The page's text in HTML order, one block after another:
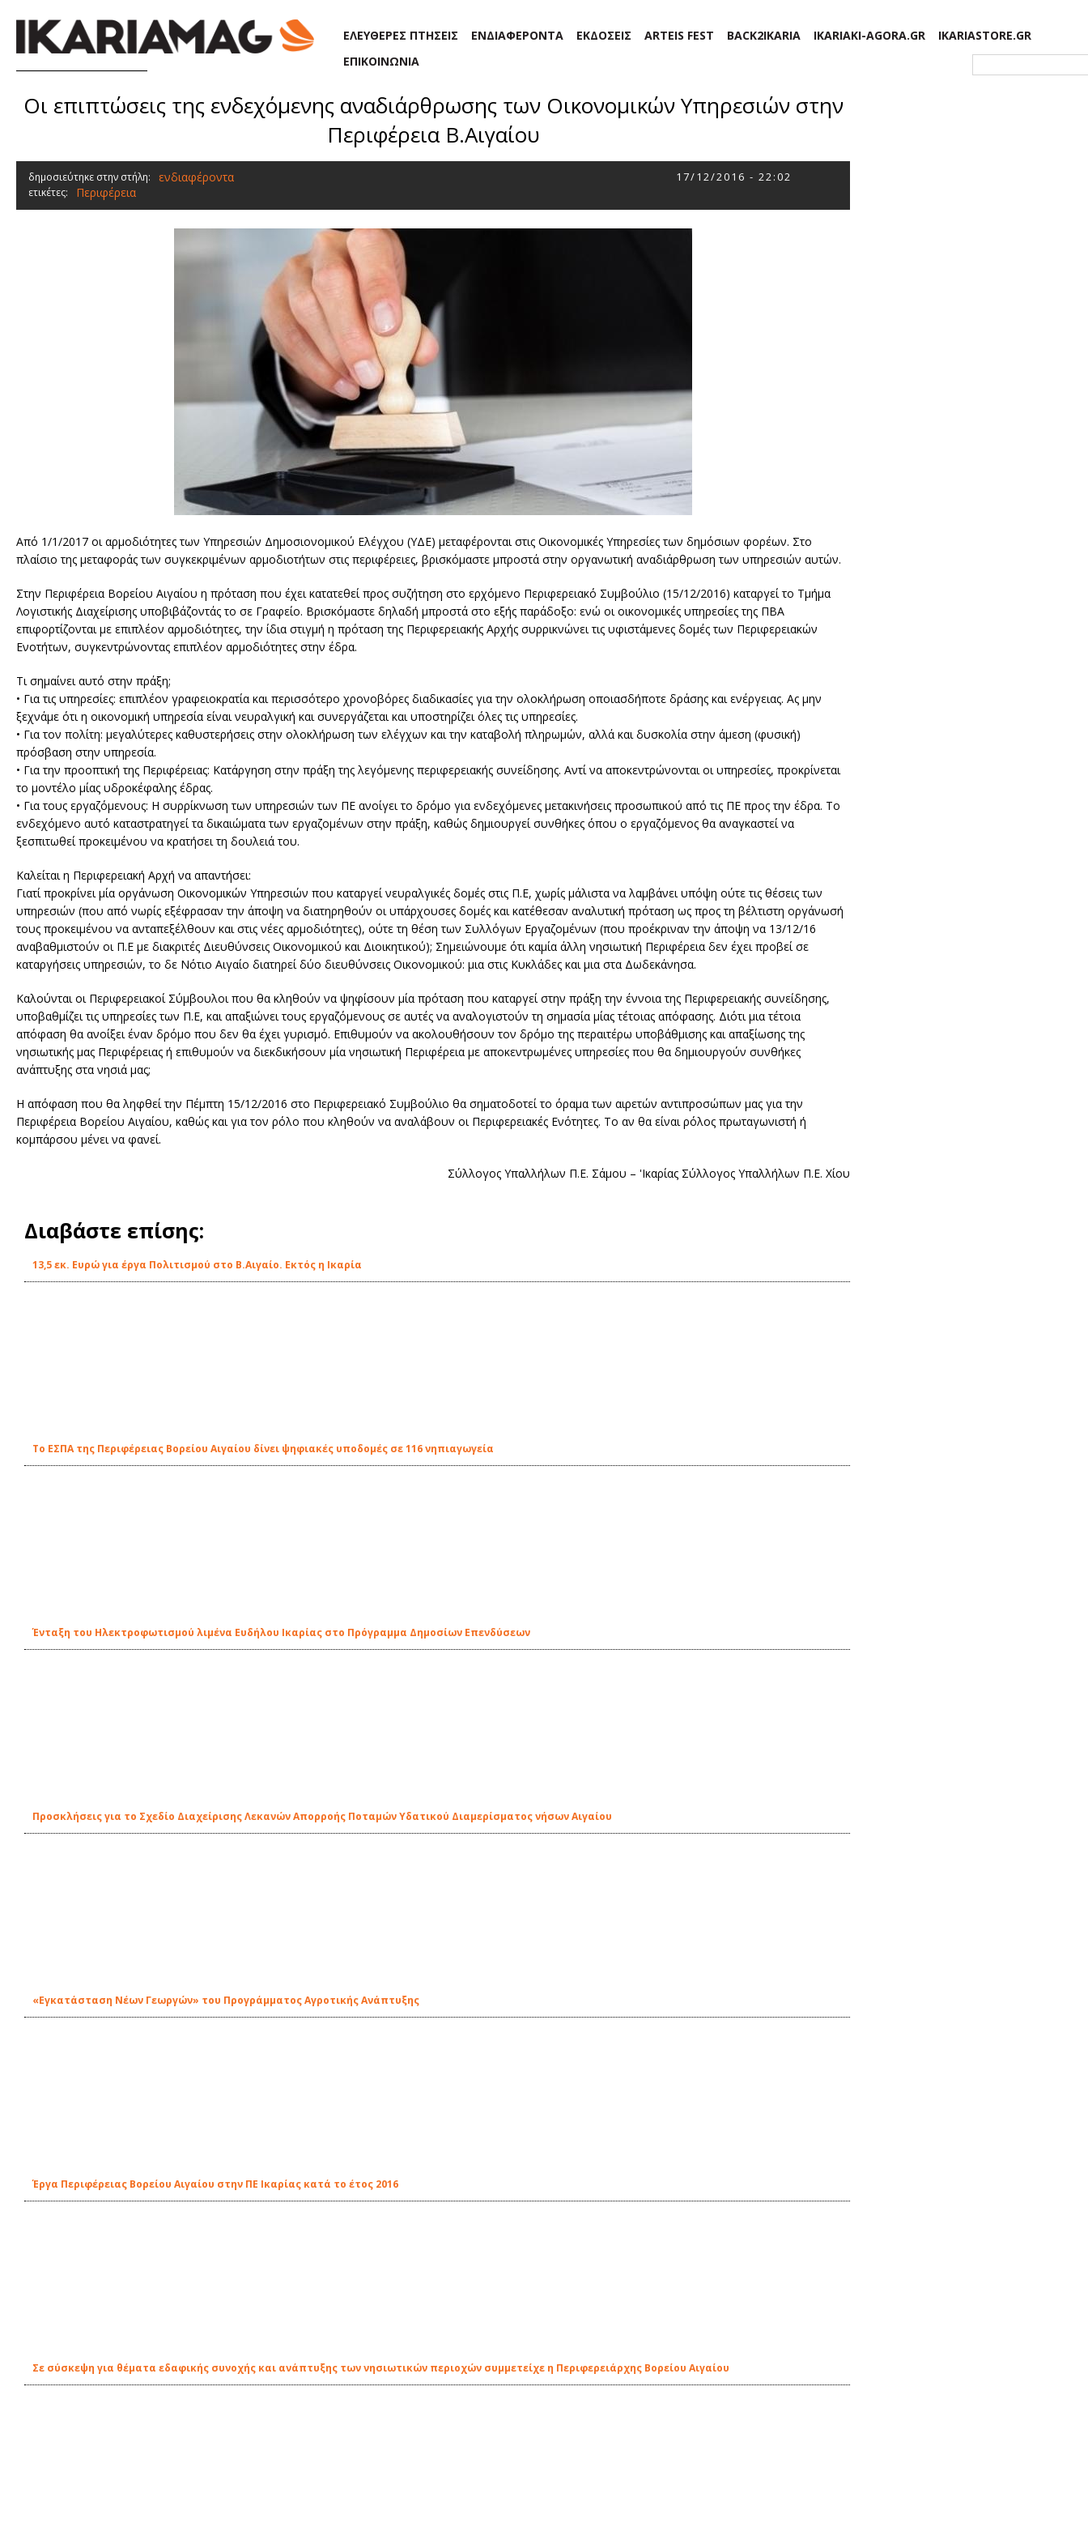
ΕΛΕΥΘΕΡΕΣ ΠΤΗΣΕΙΣ ΕΝΔΙΑΦΕΡΟΝΤΑ ΕΚΔΟΣΕΙΣ ARTEIS FEST BACK2IKARIA IKARIAKI-AGORA.GR
IKARIASTORE.GR
ΕΠΙΚΟΙΝΩΝΙΑ
Οι επιπτώσεις της ενδεχόμενης αναδιάρθρωσης των Οικονομικών Υπηρεσιών στην
Περιφέρεια Β.Αιγαίου
δημοσιεύτηκε στην στήλη: ενδιαφέροντα 17/12/2016 - 22:02
ετικέτες: Περιφέρεια
Από 1/1/2017 οι αρμοδιότητες των Υπηρεσιών Δημοσιονομικού Ελέγχου (ΥΔΕ) μεταφέρονται στις Οικονομικές Υπηρεσίες των δημόσιων φορέων. Στο
πλαίσιο της μεταφοράς των συγκεκριμένων αρμοδιοτήτων στις περιφέρειες, βρισκόμαστε μπροστά στην οργανωτική αναδιάρθρωση των υπηρεσιών αυτών.
Στην Περιφέρεια Βορείου Αιγαίου η πρόταση που έχει κατατεθεί προς συζήτηση στο ερχόμενο Περιφερειακό Συμβούλιο (15/12/2016) καταργεί το Τμήμα
Λογιστικής Διαχείρισης υποβιβάζοντάς το σε Γραφείο. Βρισκόμαστε δηλαδή μπροστά στο εξής παράδοξο: ενώ οι οικονομικές υπηρεσίες της ΠΒΑ
επιφορτίζονται με επιπλέον αρμοδιότητες, την ίδια στιγμή η πρόταση της Περιφερειακής Αρχής συρρικνώνει τις υφιστάμενες δομές των Περιφερειακών
Ενοτήτων, συγκεντρώνοντας επιπλέον αρμοδιότητες στην έδρα.
Τι σημαίνει αυτό στην πράξη;
• Για τις υπηρεσίες: επιπλέον γραφειοκρατία και περισσότερο χρονοβόρες διαδικασίες για την ολοκλήρωση οποιασδήποτε δράσης και ενέργειας. Ας μην
ξεχνάμε ότι η οικονομική υπηρεσία είναι νευραλγική και συνεργάζεται και υποστηρίζει όλες τις υπηρεσίες.
• Για τον πολίτη: μεγαλύτερες καθυστερήσεις στην ολοκλήρωση των ελέγχων και την καταβολή πληρωμών, αλλά και δυσκολία στην άμεση (φυσική)
πρόσβαση στην υπηρεσία.
• Για την προοπτική της Περιφέρειας: Κατάργηση στην πράξη της λεγόμενης περιφερειακής συνείδησης. Αντί να αποκεντρώνονται οι υπηρεσίες, προκρίνεται
το μοντέλο μίας υδροκέφαλης έδρας.
• Για τους εργαζόμενους: Η συρρίκνωση των υπηρεσιών των ΠΕ ανοίγει το δρόμο για ενδεχόμενες μετακινήσεις προσωπικού από τις ΠΕ προς την έδρα. Το
ενδεχόμενο αυτό καταστρατηγεί τα δικαιώματα των εργαζομένων στην πράξη, καθώς δημιουργεί συνθήκες όπου ο εργαζόμενος θα αναγκαστεί να
ξεσπιτωθεί προκειμένου να κρατήσει τη δουλειά του.
Καλείται η Περιφερειακή Αρχή να απαντήσει:
Γιατί προκρίνει μία οργάνωση Οικονομικών Υπηρεσιών που καταργεί νευραλγικές δομές στις Π.Ε, χωρίς μάλιστα να λαμβάνει υπόψη ούτε τις θέσεις των
υπηρεσιών (που από νωρίς εξέφρασαν την άποψη να διατηρηθούν οι υπάρχουσες δομές και κατέθεσαν αναλυτική πρόταση ως προς τη βέλτιστη οργάνωσή
τους προκειμένου να ανταπεξέλθουν και στις νέες αρμοδιότητες), ούτε τη θέση των Συλλόγων Εργαζομένων (που προέκριναν την άποψη να 13/12/16
αναβαθμιστούν οι Π.Ε με διακριτές Διευθύνσεις Οικονομικού και Διοικητικού); Σημειώνουμε ότι καμία άλλη νησιωτική Περιφέρεια δεν έχει προβεί σε
καταργήσεις υπηρεσιών, το δε Νότιο Αιγαίο διατηρεί δύο διευθύνσεις Οικονομικού: μια στις Κυκλάδες και μια στα Δωδεκάνησα.
Καλούνται οι Περιφερειακοί Σύμβουλοι που θα κληθούν να ψηφίσουν μία πρόταση που καταργεί στην πράξη την έννοια της Περιφερειακής συνείδησης,
υποβαθμίζει τις υπηρεσίες των Π.Ε, και απαξιώνει τους εργαζόμενους σε αυτές να αναλογιστούν τη σημασία μίας τέτοιας απόφασης. Διότι μια τέτοια
απόφαση θα ανοίξει έναν δρόμο που δεν θα έχει γυρισμό. Επιθυμούν να ακολουθήσουν τον δρόμο της περαιτέρω υποβάθμισης και απαξίωσης της
νησιωτικής μας Περιφέρειας ή επιθυμούν να διεκδικήσουν μία νησιωτική Περιφέρεια με αποκεντρωμένες υπηρεσίες που θα δημιουργούν συνθήκες
ανάπτυξης στα νησιά μας;
Η απόφαση που θα ληφθεί την Πέμπτη 15/12/2016 στο Περιφερειακό Συμβούλιο θα σηματοδοτεί το όραμα των αιρετών αντιπροσώπων μας για την
Περιφέρεια Βορείου Αιγαίου, καθώς και για τον ρόλο που κληθούν να αναλάβουν οι Περιφερειακές Ενότητες. Το αν θα είναι ρόλος πρωταγωνιστή ή
κομπάρσου μένει να φανεί.
Σύλλογος Υπαλλήλων Π.Ε. Σάμου – 'Ικαρίας Σύλλογος Υπαλλήλων Π.Ε. Χίου
Διαβάστε επίσης:
13,5 εκ. Ευρώ για έργα Πολιτισμού στο Β.Αιγαίο. Εκτός η Ικαρία
Το ΕΣΠΑ της Περιφέρειας Βορείου Αιγαίου δίνει ψηφιακές υποδομές σε 116 νηπιαγωγεία
Ένταξη του Ηλεκτροφωτισμού λιμένα Ευδήλου Ικαρίας στο Πρόγραμμα Δημοσίων Επενδύσεων
Προσκλήσεις για το Σχεδίο Διαχείρισης Λεκανών Απορροής Ποταμών Υδατικού Διαμερίσματος νήσων Αιγαίου
«Εγκατάσταση Νέων Γεωργών» του Προγράμματος Αγροτικής Ανάπτυξης
Έργα Περιφέρειας Βορείου Αιγαίου στην ΠΕ Ικαρίας κατά το έτος 2016
Σε σύσκεψη για θέματα εδαφικής συνοχής και ανάπτυξης των νησιωτικών περιοχών συμμετείχε η Περιφερειάρχης Βορείου Αιγαίου